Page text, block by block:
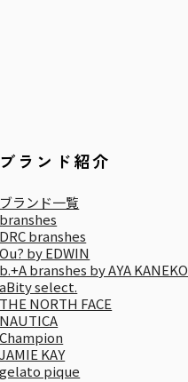
ブランド紹介
ブランド一覧
branshes
DRC branshes
Ou? by EDWIN
b.+A branshes by AYA KANEKO
aBity select.
THE NORTH FACE
NAUTICA
Champion
JAMIE KAY
gelato pique